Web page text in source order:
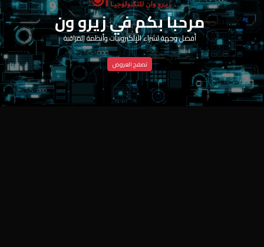
مرحباً بكم في زيرو ون
أفضل وجهة لشراء الإلكترونيات وأنظمة المراقبة
تصفح العروض